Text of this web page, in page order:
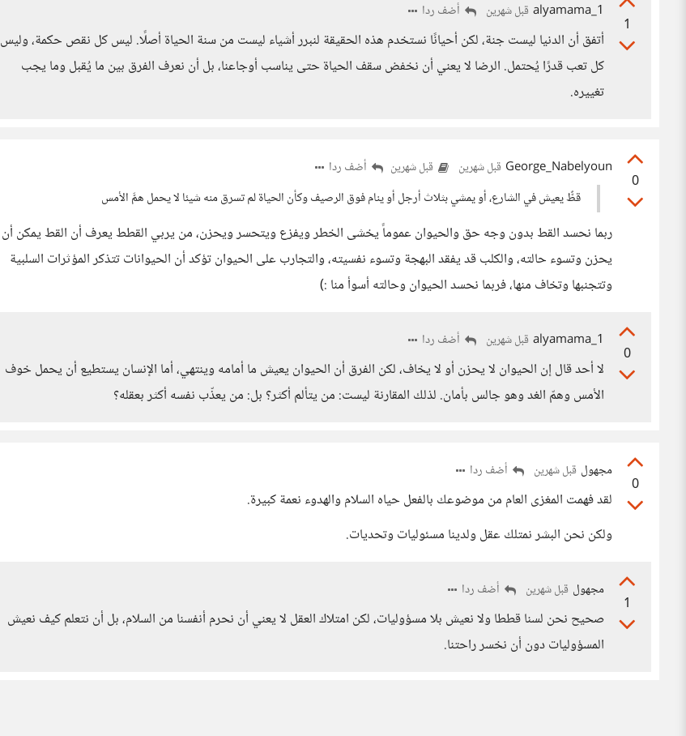
1
alyamama_1 قبل شهرين أضف ردا
أتفق أن الدنيا ليست جنة، لكن أحيانًا نستخدم هذه الحقيقة لنبرر أشياء ليست من سنة الحياة أصلًا. ليس كل نقص حكمة، وليس
كل تعب قدرًا يُحتمل. الرضا لا يعني أن نخفض سقف الحياة حتى يناسب أوجاعنا، بل أن نعرف الفرق بين ما يُقبل وما يجب
تغييره.
0
George_Nabelyoun قبل شهرين قبل شهرين
أضف ردا
قطٌّ يعيش في الشارع، أو يمشي بثلاث أرجل أو ينام فوق الرصيف وكأن الحياة لم تسرق منه شيئا لا يحمل همَّ الأمس
ربما نحسد القط بدون وجه حق والحيوان عموماً يخشى الخطر ويفزع ويتحسر ويحزن، من يربي القطط يعرف أن القط يمكن أن
يحزن وتسوء حالته، والكلب قد يفقد البهجة وتسوء نفسيته، والتجارب على الحيوان تؤكد أن الحيوانات تتذكر المؤثرات السلبية
وتتجنبها وتخاف منها، فربما نحسد الحيوان وحالته أسوأ منا :)
0
alyamama_1 قبل شهرين أضف ردا
لا أحد قال إن الحيوان لا يحزن أو لا يخاف، لكن الفرق أن الحيوان يعيش ما أمامه وينتهي، أما الإنسان يستطيع أن يحمل خوف
الأمس وهمّ الغد وهو جالس بأمان. لذلك المقارنة ليست: من يتألم أكثر؟ بل: من يعذّب نفسه أكثر بعقله؟
0
مجهول قبل شهرين أضف ردا
لقد فهمت المغزى العام من موضوعك بالفعل حياه السلام والهدوء نعمة كبيرة.
ولكن نحن البشر نمتلك عقل ولدينا مسئوليات وتحديات.
1
مجهول قبل شهرين أضف ردا
صحيح نحن لسنا قططا ولا نعيش بلا مسؤوليات، لكن امتلاك العقل لا يعني أن نحرم أنفسنا من السلام، بل أن نتعلم كيف نعيش
المسؤوليات دون أن نخسر راحتنا.